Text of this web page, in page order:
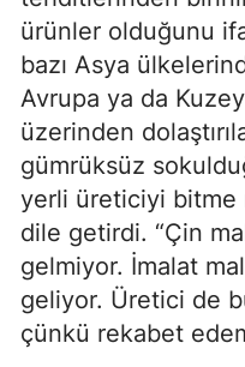
ürünler olduğunu
bazı Asya
Avrupa ya da
üzerinden
gümrüksüz
yerli üreticiyi bitme
dile getirdi. “Çin
gelmiyor. İmalat
geliyor. Üretici de
çünkü rekabet